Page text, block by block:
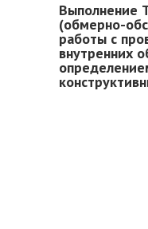
Выполнение
(обмерно-
работы с
внутренних